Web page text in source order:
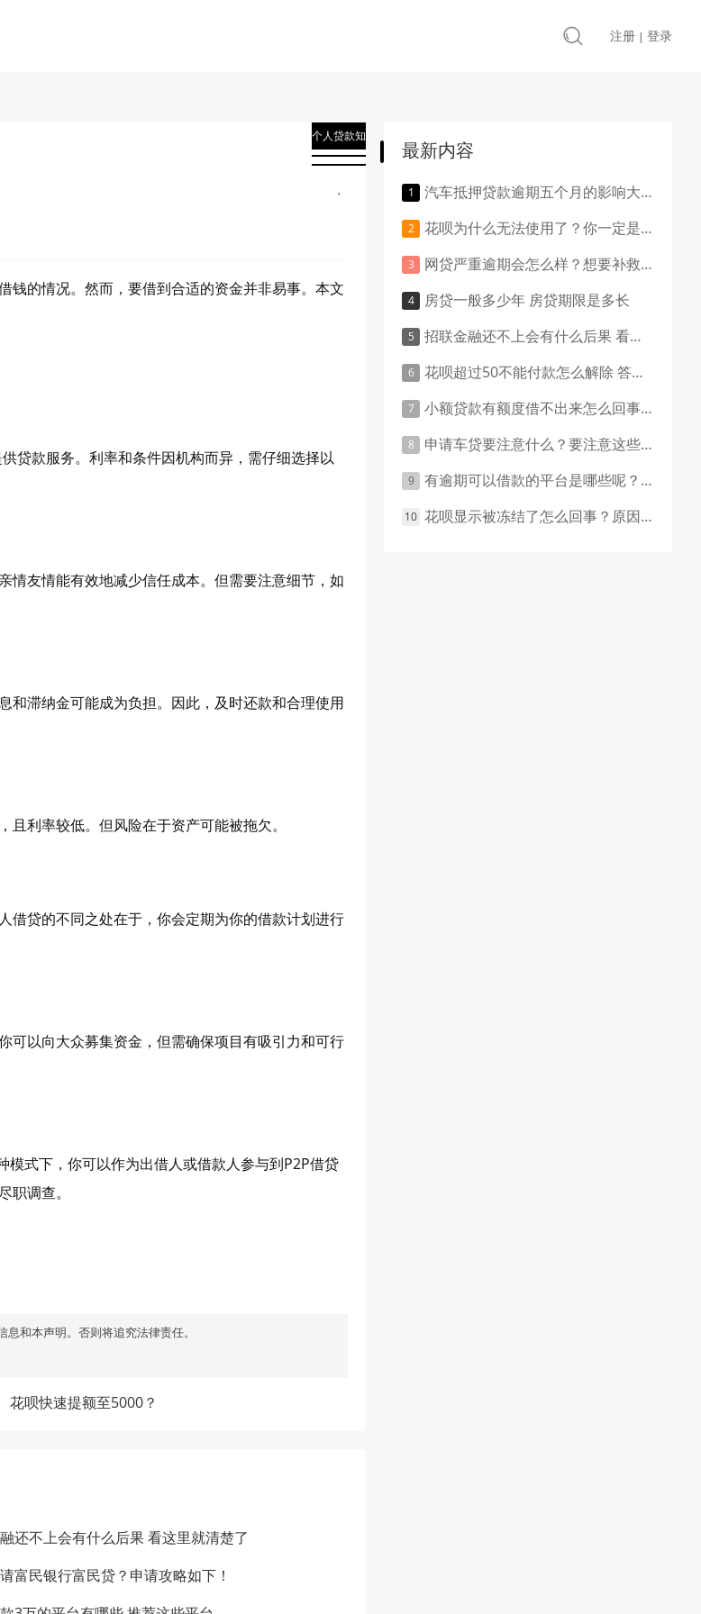
注册 | 登录
个人贷款知
识
,
钱的情况。然而，要借到合适的资金并非易事。本文
贷款服务。利率和条件因机构而异，需仔细选择以
情友情能有效地减少信任成本。但需要注意细节，如
和滞纳金可能成为负担。因此，及时还款和合理使用
利率较低。但风险在于资产可能被拖欠。
借贷的不同之处在于，你会定期为你的借款计划进行
可以向大众募集资金，但需确保项目有吸引力和可行
式下，你可以作为出借人或借款人参与到P2P借贷
调查。
息和本声明。否则将追究法律责任。
花呗快速提额至5000？
还不上会有什么后果 看这里就清楚了
富民银行富民贷？申请攻略如下！
最新内容
汽车抵押贷款逾期五个月的影响大吗？负面影响大吗？
花呗为什么无法使用了？你一定是做了这些事！
网贷严重逾期会怎么样？想要补救就得这样做！
房贷一般多少年 房贷期限是多长
招联金融还不上会有什么后果 看这里就清楚了
花呗超过50不能付款怎么解除 答案是这样的
小额贷款有额度借不出来怎么回事 原因有这几点
申请车贷要注意什么？要注意这些事项！
有逾期可以借款的平台是哪些呢？主要有这些平台！
花呗显示被冻结了怎么回事？原因和应对措施盘点！